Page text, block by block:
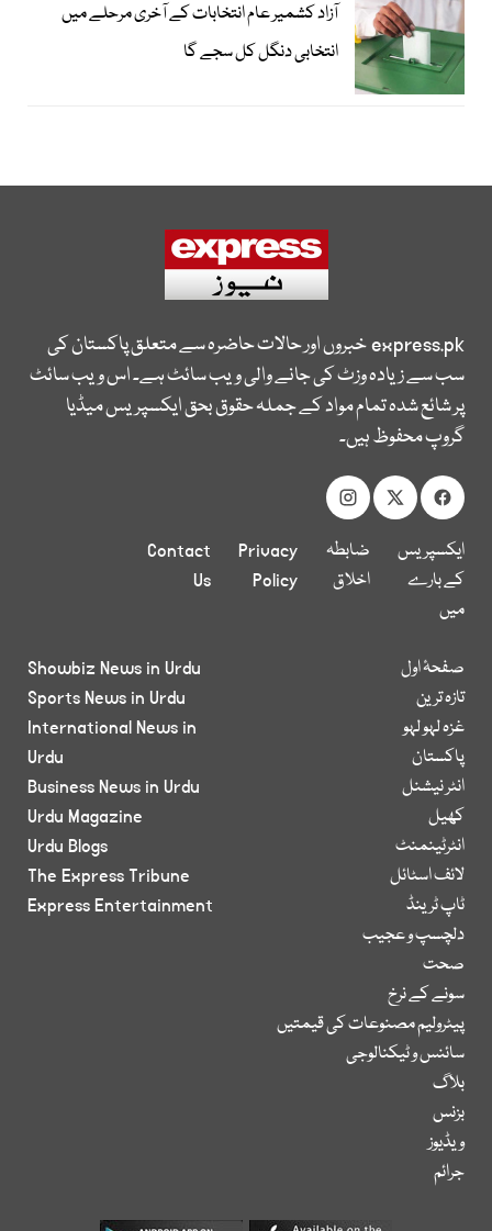
آزاد کشمیر عام انتخابات کے آخری مرحلے میں
انتخابی دنگل کل سجے گا
express.pkخبروں اور حالات حاضرہ سے متعلق پاکستان کی
سب سے زیادہ وزٹ کی جانے والی ویب سائٹ ہے۔ اس ویب سائٹ
پر شائع شدہ تمام مواد کے جملہ حقوق بحق ایکسپریس میڈیا
گروپ محفوظ ہیں۔
ایکسپریس
کے بارے
میں
ضابطہ
اخلاق
Privacy
Policy
Contact
Us
صفحۂ اول
تازہ ترین
غزہ لہو لہو
پاکستان
انٹر نیشنل
کھیل
انٹرٹینمنٹ
لائف اسٹائل
ٹاپ ٹرینڈ
دلچسپ و عجیب
صحت
سونے کے نرخ
پیٹرولیم مصنوعات کی قیمتیں
سائنس و ٹیکنالوجی
بلاگ
بزنس
ویڈیوز
جرائم
Showbiz News in Urdu
Sports News in Urdu
International News in
Urdu
Business News in Urdu
Urdu Magazine
Urdu Blogs
The Express Tribune
Express Entertainment